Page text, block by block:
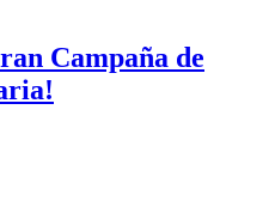
Campaña de